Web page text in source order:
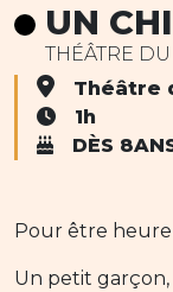
UN
THÉÂTRE
Théâtre
1h
DÈS
Pour être
Un petit